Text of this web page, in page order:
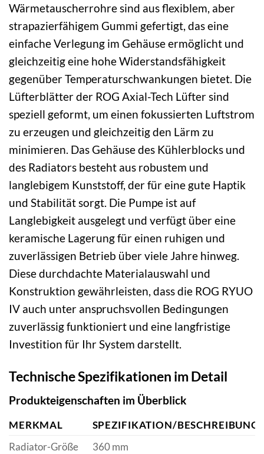
Wärmetauscherrohre sind aus flexiblem, aber
strapazierfähigem Gummi gefertigt, das eine
einfache Verlegung im Gehäuse ermöglicht und
gleichzeitig eine hohe Widerstandsfähigkeit
gegenüber Temperaturschwankungen bietet. Die
Lüfterblätter der ROG Axial-Tech Lüfter sind
speziell geformt, um einen fokussierten Luftstrom
zu erzeugen und gleichzeitig den Lärm zu
minimieren. Das Gehäuse des Kühlerblocks und
des Radiators besteht aus robustem und
langlebigem Kunststoff, der für eine gute Haptik
und Stabilität sorgt. Die Pumpe ist auf
Langlebigkeit ausgelegt und verfügt über eine
keramische Lagerung für einen ruhigen und
zuverlässigen Betrieb über viele Jahre hinweg.
Diese durchdachte Materialauswahl und
Konstruktion gewährleisten, dass die ROG RYUO
IV auch unter anspruchsvollen Bedingungen
zuverlässig funktioniert und eine langfristige
Investition für Ihr System darstellt.
Technische Spezifikationen im Detail
Produkteigenschaften im Überblick
MERKMAL
SPEZIFIKATION/BESCHREIBUNG
Radiator-Größe
360 mm